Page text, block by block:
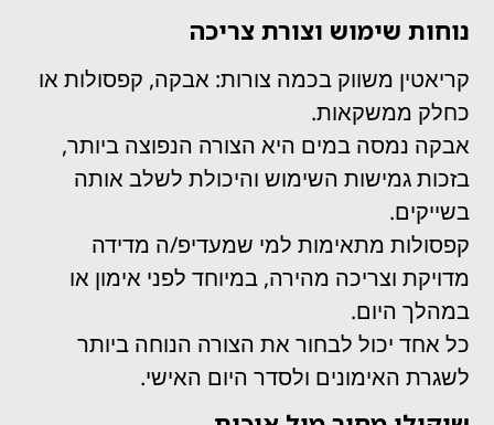
נוחות שימוש וצורת צריכה
קריאטין משווק בכמה צורות: אבקה, קפסולות או
כחלק ממשקאות.
אבקה נמסה במים היא הצורה הנפוצה ביותר,
בזכות גמישות השימוש והיכולת לשלב אותה
בשייקים.
קפסולות מתאימות למי שמעדיפ/ה מדידה
מדויקת וצריכה מהירה, במיוחד לפני אימון או
במהלך היום.
כל אחד יכול לבחור את הצורה הנוחה ביותר
לשגרת האימונים ולסדר היום האישי.